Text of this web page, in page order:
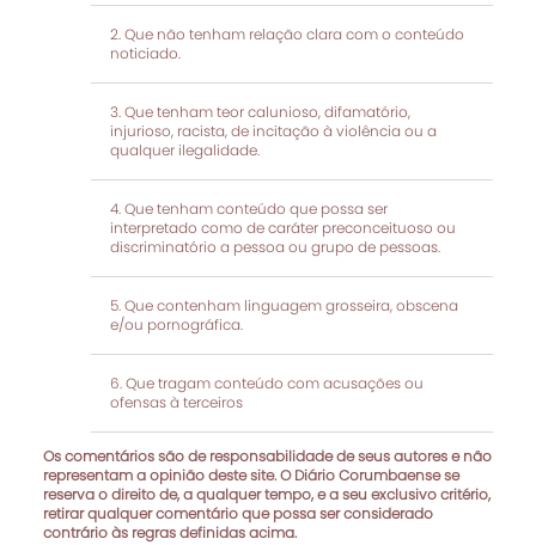
Que não tenham relação clara com o conteúdo
noticiado.
Que tenham teor calunioso, difamatório,
injurioso, racista, de incitação à violência ou a
qualquer ilegalidade.
Que tenham conteúdo que possa ser
interpretado como de caráter preconceituoso ou
discriminatório a pessoa ou grupo de pessoas.
Que contenham linguagem grosseira, obscena
e/ou pornográfica.
Que tragam conteúdo com acusações ou
ofensas à terceiros
Os comentários são de responsabilidade de seus autores e não
representam a opinião deste site. O Diário Corumbaense se
reserva o direito de, a qualquer tempo, e a seu exclusivo critério,
retirar qualquer comentário que possa ser considerado
contrário às regras definidas acima.